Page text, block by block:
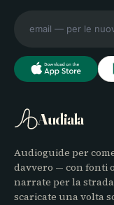
Audiala
Audioguide per
davvero — con fonti
narrate per la
scaricate una volta